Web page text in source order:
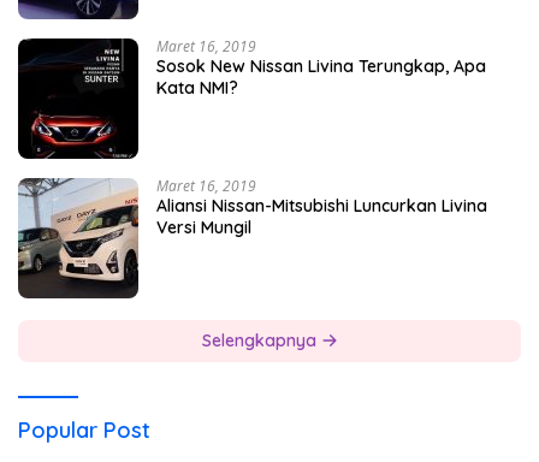
Maret 16, 2019
Sosok New Nissan Livina Terungkap, Apa
Kata NMI?
Maret 16, 2019
Aliansi Nissan-Mitsubishi Luncurkan Livina
Versi Mungil
Selengkapnya
Popular Post